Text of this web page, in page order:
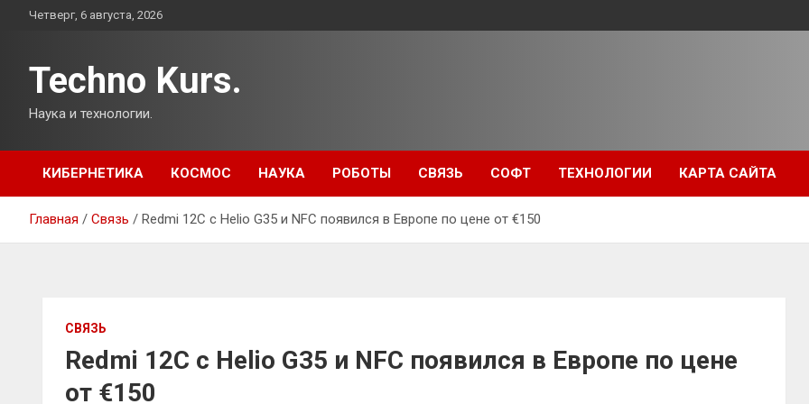
ПерейтиЧетверг, 6 августа, 2026
Techno Kurs.
Наука и технологии.
КИБЕРНЕТИКА КОСМОС НАУКА РОБОТЫ СВЯЗЬ СОФТ ТЕХНОЛОГИИ КАРТА САЙТА
Главная Связь Redmi 12C с Helio G35 и NFC появился в Европе по цене от €150
СВЯЗЬ
Redmi 12C с Helio G35 и NFC появился в Европе по цене
от €150